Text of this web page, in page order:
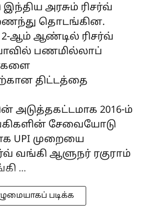
அரசும் ரிசர்வ்
தொடங்கின.
ஆம் ஆண்டில் ரிசர்வ்
பணமில்லாப்
திட்டத்தை
அடுத்தகட்டமாக 2016-ம்
சேவையோடு
UPI முறையை
வங்கி ஆளுநர் ரகுராம்
...
படிக்க